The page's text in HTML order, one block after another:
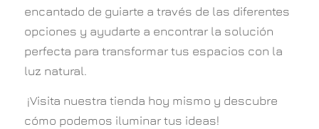
encantado de guiarte a través de las diferentes
opciones y ayudarte a encontrar la solución
perfecta para transformar tus espacios con la
luz natural.
¡Visita nuestra tienda hoy mismo y descubre
cómo podemos iluminar tus ideas!